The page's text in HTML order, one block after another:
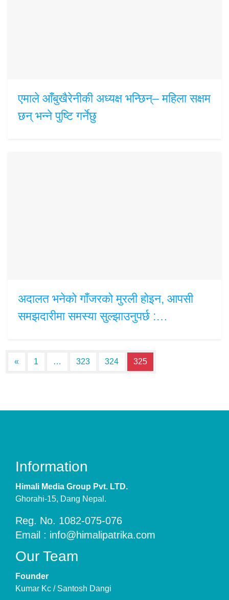
एमाले आँबुखैरेनीकी अध्यक्ष भन्छिन्– महिला सक्षम
छन् भन्ने पुष्टि गर्नेछु
अदालत भनेको गाँजरको मुरली होइन, आपसी
समझदारीमा समस्या सुल्झाउनुपर्छ :…
Posts navigation
« 1 … 323 324 325
Information
Himali Media Group Pvt. LTD.
Ghorahi-15, Dang Nepal.
Reg. No. 1082-075-076
Email : info@himalipatrika.com
Our Team
Founder
Kumar Kc / Santosh Dangi